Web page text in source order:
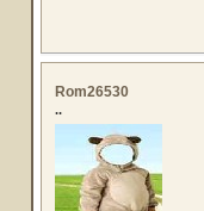
Rom26530
..